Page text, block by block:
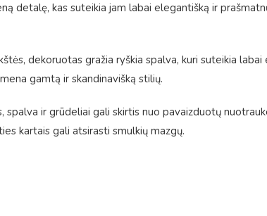
detalę, kas suteikia jam labai elegantišką ir
dekoruotas gražia ryškia spalva, kuri suteikia
gamtą ir skandinavišką stilių.
ir grūdeliai gali skirtis nuo pavaizduotų
kartais gali atsirasti smulkių mazgų.